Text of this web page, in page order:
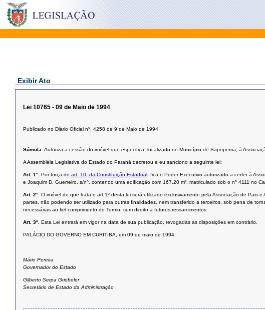
Exibir Ato
Lei 10765 - 09 de Maio de 1994
Publicado no Diário Oficial no. 4258 de 9 de Maio de 1994
Súmula:Autoriza a cessão do imóvel que especifica, localizado no Município de Sapopema, à
A Assembléia Legislativa do Estado do Paraná decretou e eu sanciono a seguinte lei:
Art. 1°. Por força do art. 10, da Constituição Estadual , fica o Poder Executivo autorizado a ceder à
e Joaquim D. Guerreiro, s/nº, contendo uma edificação com 167,20 m², matriculado sob o nº 4111 no
Art. 2°. O imóvel de que trata o art.1º desta lei será utilizado exclusivamente pela Associação de
partes, não podendo ser utilizado para outras finalidades, nem transferido a terceiros, sob pena de
necessárias ao fiel cumprimento do Termo, sem direito a futuros ressarcimentos.
Art. 3º. Esta Lei entrará em vigor na data de sua publicação, revogadas as disposições em contrário.
PALÁCIO DO GOVERNO EM CURITIBA, em 09 de maio de 1994.
Mário Pereira
Governador do Estado
Gilberto Serpa Griebeler
Secretário de Estado da Administração